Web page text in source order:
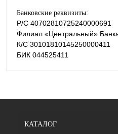
Банковские реквизиты:
Р/С 40702810725240000691
Филиал «Центральный»
К/С 30101810145250000411
БИК 044525411
КАТАЛОГ